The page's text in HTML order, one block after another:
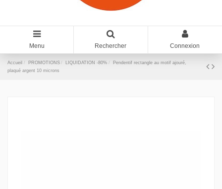
Menu Rechercher Connexion
Accueil PROMOTIONS LIQUIDATION -80%
Pendentif rectangle au motif ajouré,
plaqué argent 10 microns